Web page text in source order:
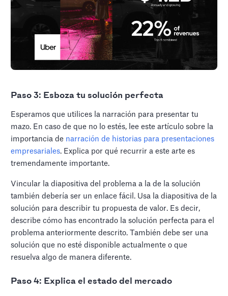
Paso 3: Esboza tu solución perfecta
Esperamos que utilices la narración para presentar tu
mazo. En caso de que no lo estés, lee este artículo sobre la
importancia de narración de historias para presentaciones
empresariales. Explica por qué recurrir a este arte es
tremendamente importante.
Vincular la diapositiva del problema a la de la solución
también debería ser un enlace fácil. Usa la diapositiva de la
solución para describir tu propuesta de valor. Es decir,
describe cómo has encontrado la solución perfecta para el
problema anteriormente descrito. También debe ser una
solución que no esté disponible actualmente o que
resuelva algo de manera diferente.
Paso 4: Explica el estado del mercado